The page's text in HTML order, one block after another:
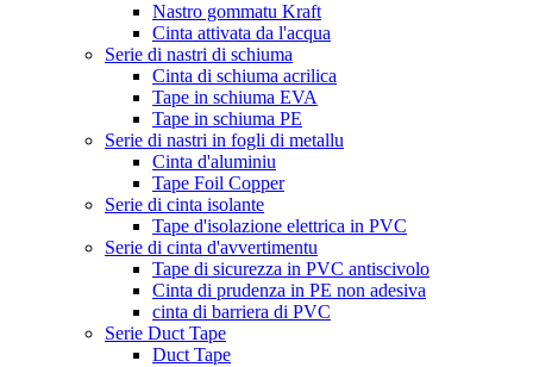
Nastro gommatu Kraft
Cinta attivata da l'acqua
Serie di nastri di schiuma
Cinta di schiuma acrilica
Tape in schiuma EVA
Tape in schiuma PE
Serie di nastri in fogli di metallu
Cinta d'aluminiu
Tape Foil Copper
Serie di cinta isolante
Tape d'isolazione elettrica in PVC
Serie di cinta d'avvertimentu
Tape di sicurezza in PVC antiscivolo
Cinta di prudenza in PE non adesiva
cinta di barriera di PVC
Serie Duct Tape
Duct Tape